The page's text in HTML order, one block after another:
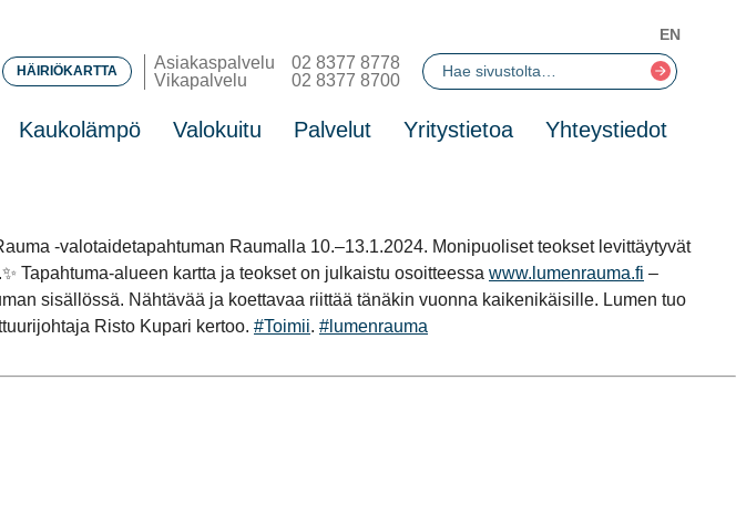
HÄIRIÖKARTTA Asiakaspalvelu
02 8377 8778
Vikapalvelu
02 8377 8700
Kaukolämpö Valokuitu Palvelut Yritystietoa Yhteystiedot
EN
-valotaidetapahtuman Raumalla 10.–13.1.2024. Monipuoliset teokset levittäytyvät
Tapahtuma-alueen kartta ja teokset on julkaistu osoitteessa www.lumenrauma.fi –
sisällössä. Nähtävää ja koettavaa riittää tänäkin vuonna kaikenikäisille. Lumen tuo
Risto Kupari kertoo. #Toimii. #lumenrauma